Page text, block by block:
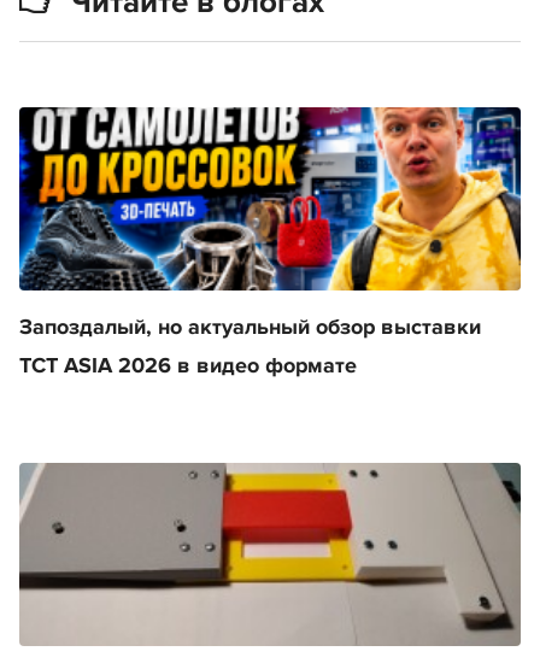
Запоздалый, но актуальный обзор выставки
TCT ASIA 2026 в видео формате